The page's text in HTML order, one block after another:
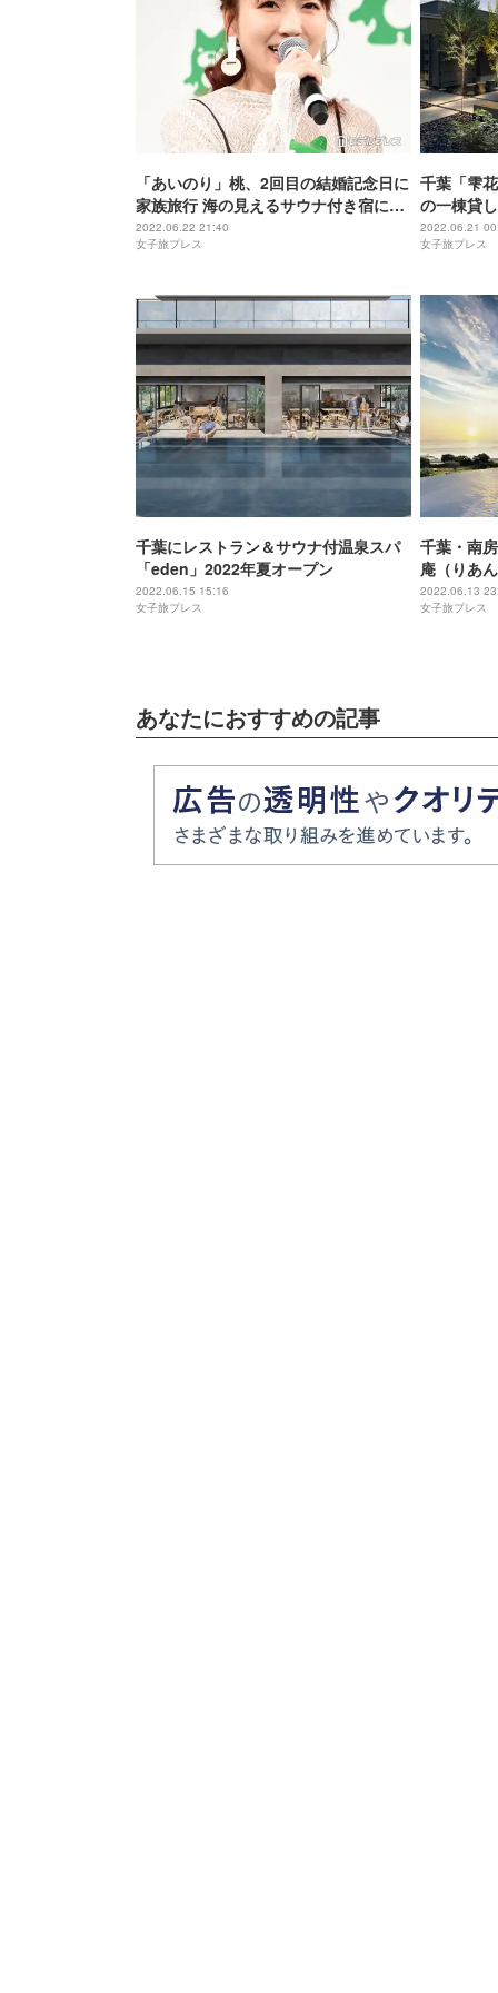
「あいのり」桃、2回目の結婚記念日に
家族旅行 海の見えるサウナ付き宿に宿
泊
2022.06.22 21:40
女子旅プレス
千葉「雫
の一棟貸
に使用
2022.06.21
女子旅プレス
千葉にレストラン＆サウナ付温泉スパ
「eden」2022年夏オープン
2022.06.15 15:16
女子旅プレス
千葉・南
庵（りあ
ィニティ
2022.06.13
女子旅プレス
あなたにおすすめの記事